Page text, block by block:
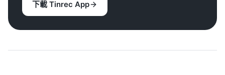
下載 Tinrec App